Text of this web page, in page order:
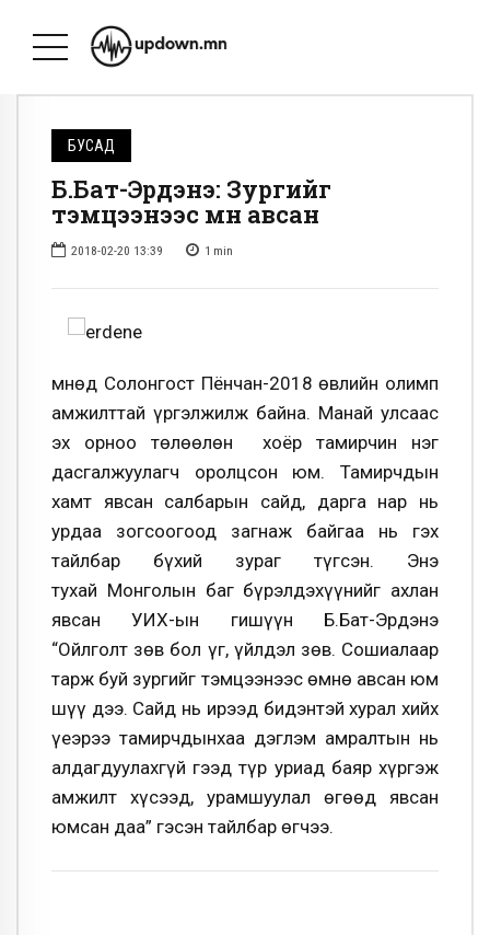
БУСАД
Б.Бат-Эрдэнэ: Зургийг
тэмцээнээс өмнө авсан
2018-02-20 13:39 1 min
Өмнөд Солонгост Пёнчан-2018 өвлийн олимп
амжилттай үргэлжилж байна. Манай улсаас
эх орноо төлөөлөн хоёр тамирчин нэг
дасгалжуулагч оролцсон юм. Тамирчдын
хамт явсан салбарын сайд, дарга нар нь
урдаа зогсоогоод загнаж байгаа нь гэх
тайлбар бүхий зураг түгсэн. Энэ
тухай Монголын баг бүрэлдэхүүнийг ахлан
явсан УИХ-ын гишүүн Б.Бат-Эрдэнэ
“Ойлголт зөв бол үг, үйлдэл зөв. Сошиалаар
тарж буй зургийг тэмцээнээс өмнө авсан юм
шүү дээ. Сайд нь ирээд бидэнтэй хурал хийх
үеэрээ тамирчдынхаа дэглэм амралтын нь
алдагдуулахгүй гээд түр уриад баяр хүргэж
амжилт хүсээд, урамшуулал өгөөд явсан
юмсан даа” гэсэн тайлбар өгчээ.